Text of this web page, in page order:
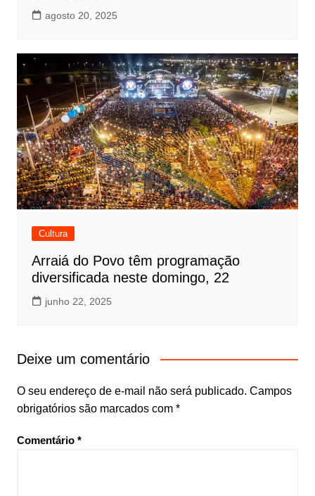
agosto 20, 2025
Cultura
Arraiá do Povo têm programação
diversificada neste domingo, 22
junho 22, 2025
Deixe um comentário
O seu endereço de e-mail não será publicado. Campos
obrigatórios são marcados com *
Comentário *